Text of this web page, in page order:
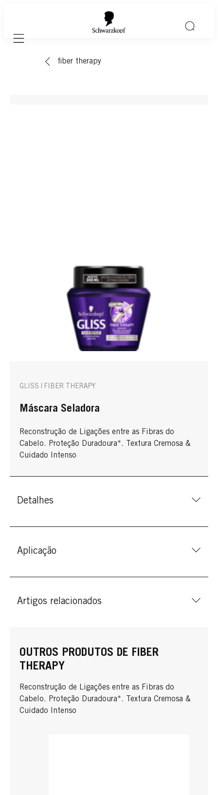
Mobile navigation
fiber therapy
GLISS | FIBER THERAPY
Máscara Seladora
Reconstrução de Ligações entre as Fibras do
Cabelo. Proteção Duradoura*. Textura Cremosa &
Cuidado Intenso
Detalhes
Aplicação
Artigos relacionados
OUTROS PRODUTOS DE FIBER
THERAPY
Reconstrução de Ligações entre as Fibras do
Cabelo. Proteção Duradoura*. Textura Cremosa &
Cuidado Intenso